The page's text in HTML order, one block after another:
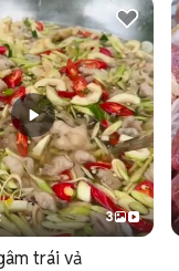
3
trái vả